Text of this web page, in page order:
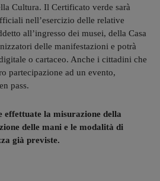
Cultura. Il Certificato verde sarà
nell’esercizio delle relative
all’ingresso dei musei, della Casa
delle manifestazioni e potrà
o cartaceo. Anche i cittadini che
partecipazione ad un evento,
pass.
effettuate la misurazione della
delle mani e le modalità di
già previste.